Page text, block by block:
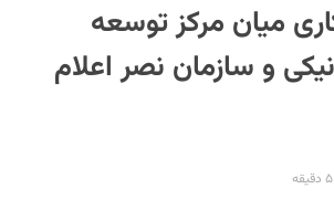
میان مرکز توسعه
و سازمان نصر اعلام